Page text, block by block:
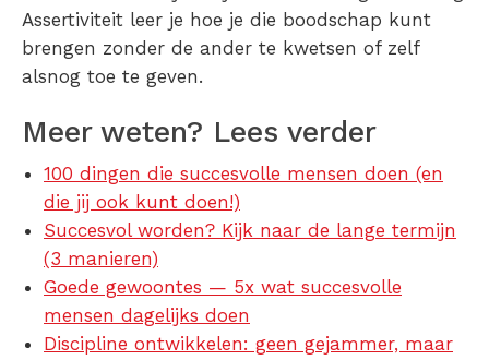
Assertiviteit leer je hoe je die boodschap kunt
brengen zonder de ander te kwetsen of zelf
alsnog toe te geven.
Meer weten? Lees verder
100 dingen die succesvolle mensen doen (en
die jij ook kunt doen!)
Succesvol worden? Kijk naar de lange termijn
(3 manieren)
Goede gewoontes — 5x wat succesvolle
mensen dagelijks doen
Discipline ontwikkelen: geen gejammer, maar